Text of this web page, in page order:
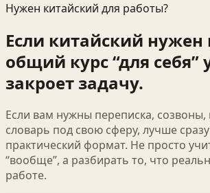
Нужен китайский для работы?
Если китайский нужен
общий курс “для себя”
закроет задачу.
Если вам нужны переписка,
словарь под свою сферу, лучше
практический формат. Не просто
“вообще”, а разбирать то, что
работе.